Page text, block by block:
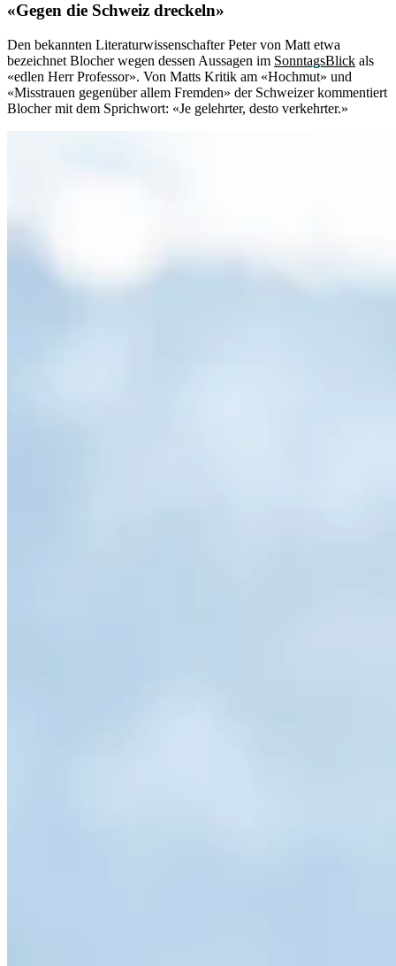
«Gegen die Schweiz dreckeln»
Den bekannten Literaturwissenschafter Peter von Matt etwa
bezeichnet Blocher wegen dessen Aussagen im SonntagsBlick als
«edlen Herr Professor». Von Matts Kritik am «Hochmut» und
«Misstrauen gegenüber allem Fremden» der Schweizer kommentiert
Blocher mit dem Sprichwort: «Je gelehrter, desto verkehrter.»